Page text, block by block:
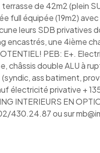
de 42m2 (plein
full équipée (19m2)
leurs SDB privatives
encastrés, une 4ième
PEB: E+.
châssis double ALU à
ass batiment,
électricité privative +
INTERIEURS EN
430.24.87 ou sur